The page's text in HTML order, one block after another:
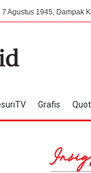
Dampak Krusial
Grafis